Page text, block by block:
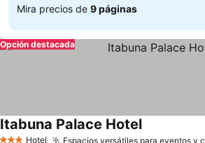
Mira precios de 9 páginas
Opción destacada
Hotel Espacios versátiles para eventos y
Itabuna Palace Hotel